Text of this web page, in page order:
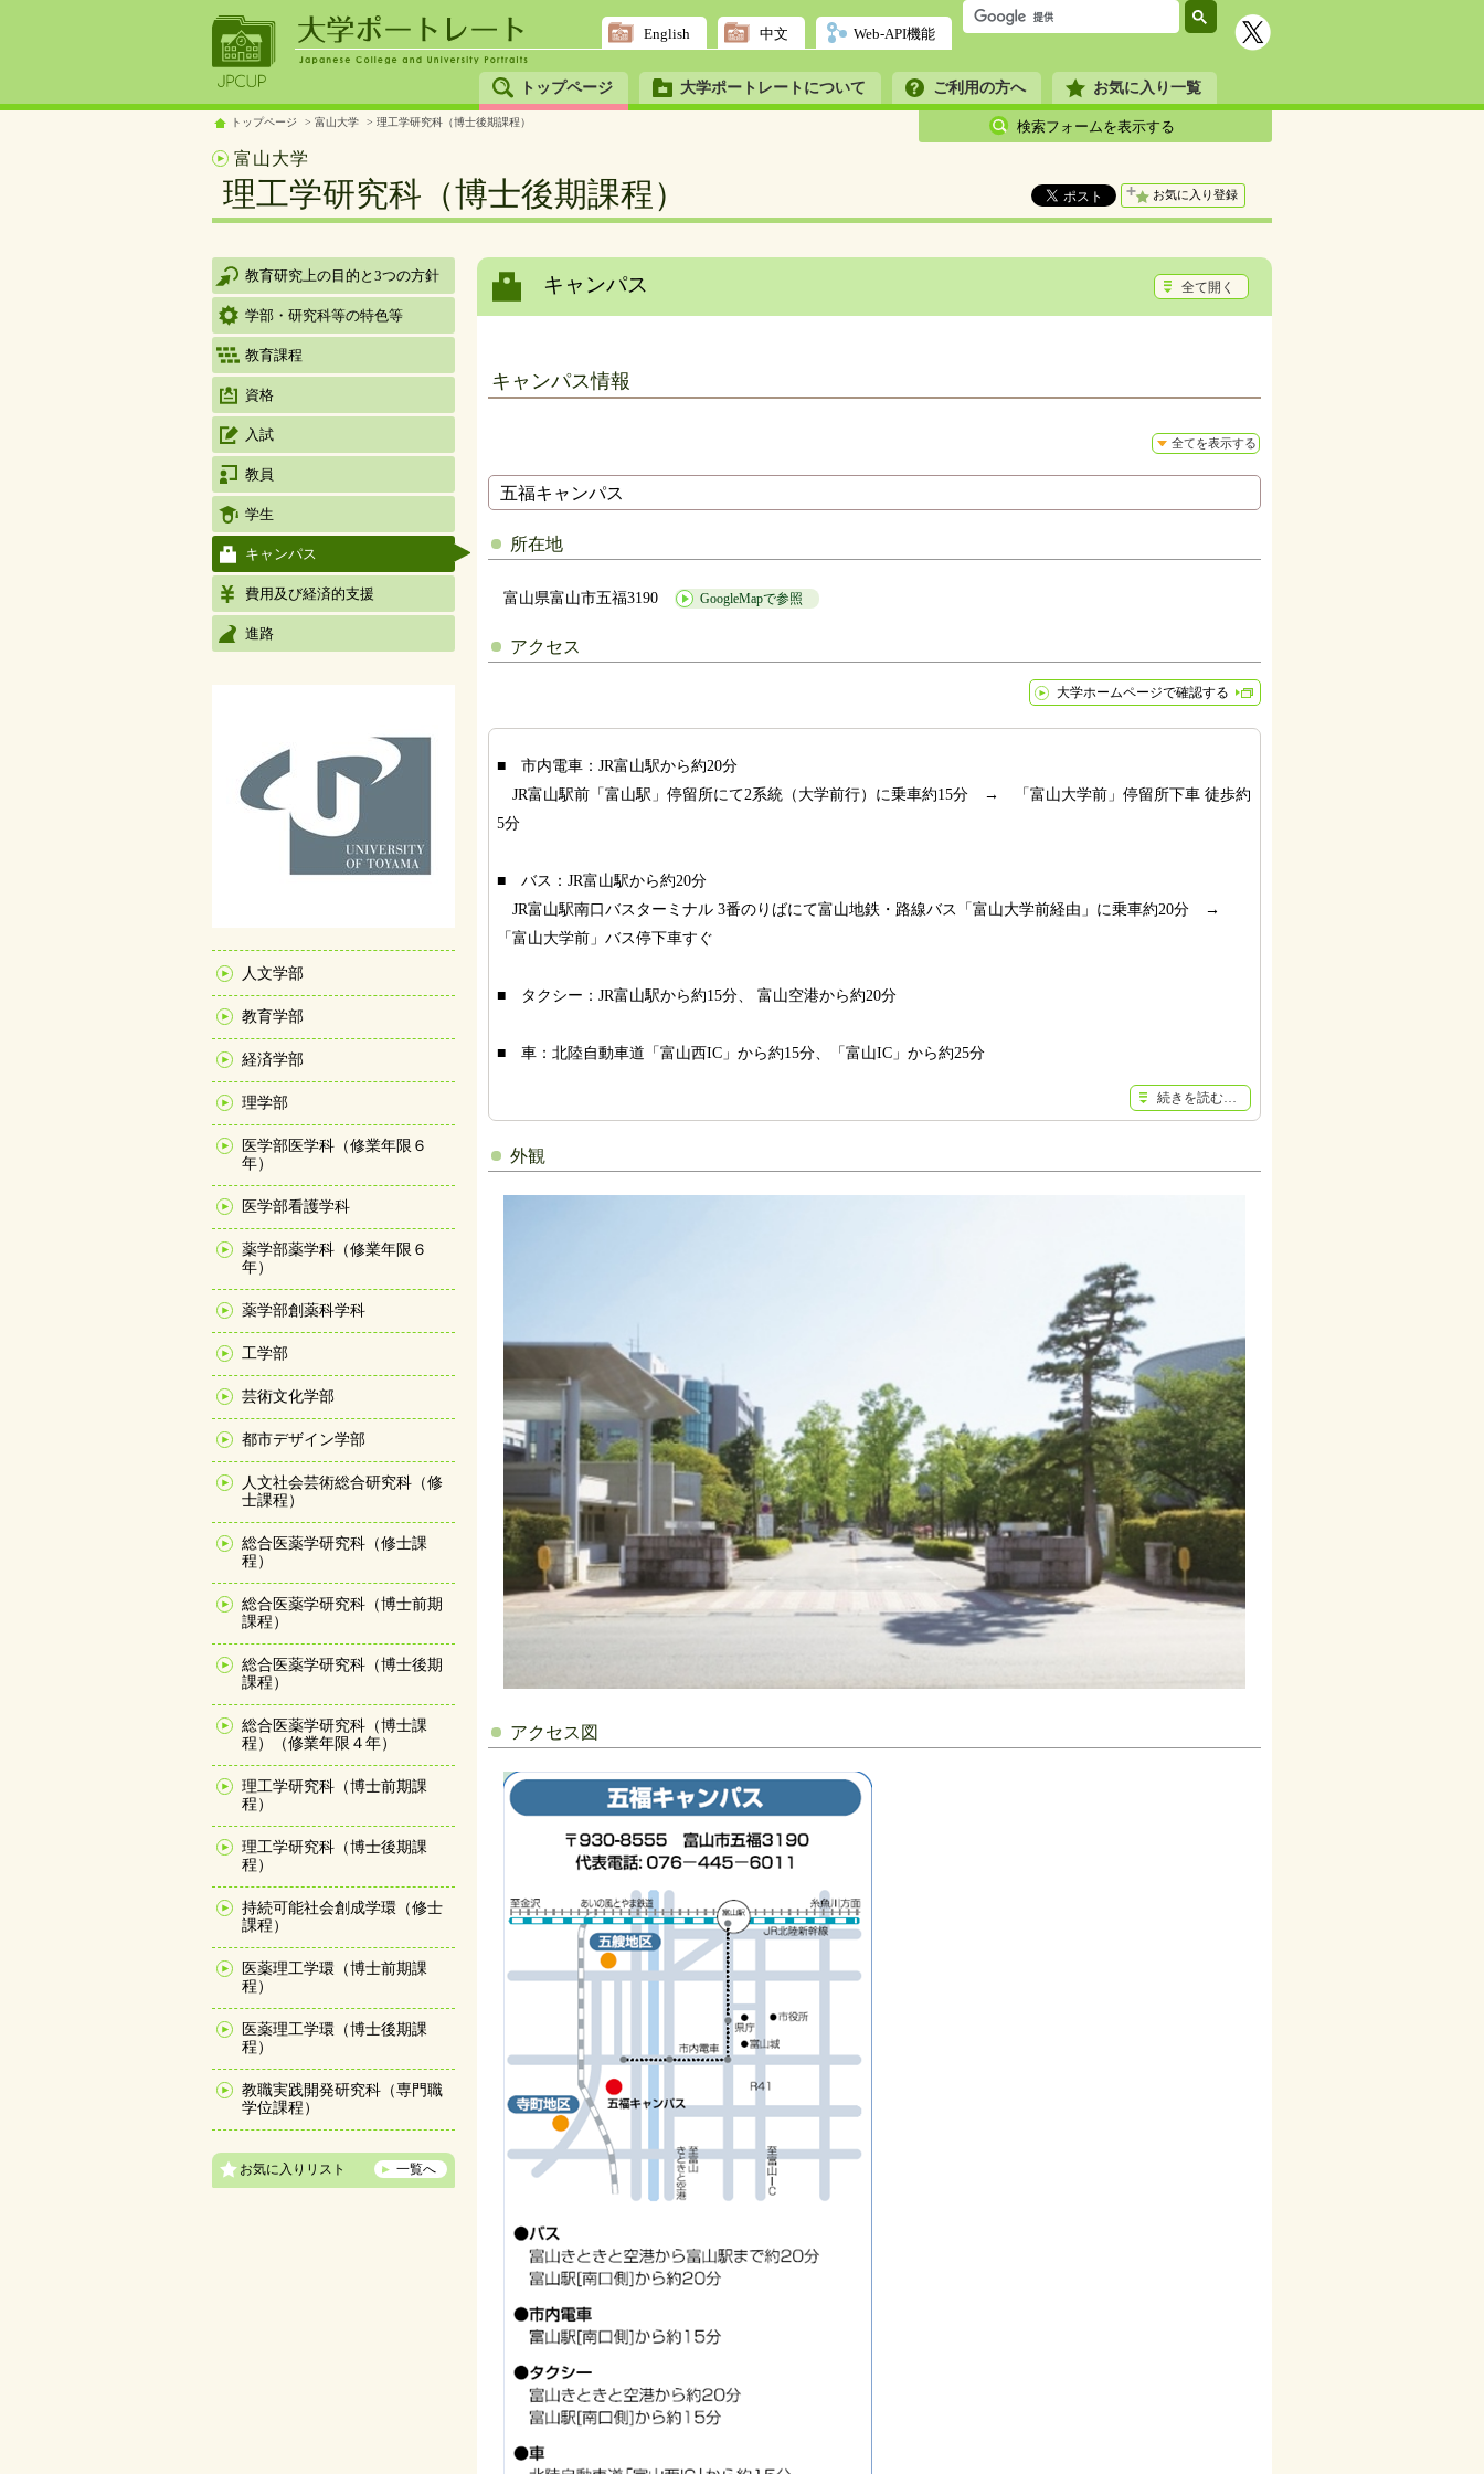
English 中文 Web-API機能
トップページ 大学ポートレートについて ご利用の方へ お気に入り一覧
トップページ 富山大学 理工学研究科（博士後期課程） 検索フォームを表示する
富山大学
理工学研究科（博士後期課程） お気に入り登録
教育研究上の目的と3つの方針
学部・研究科等の特色等
教育課程
資格
入試
教員
学生
キャンパス
費用及び経済的支援
進路
人文学部
教育学部
経済学部
理学部
医学部医学科（修業年限６
年）
医学部看護学科
薬学部薬学科（修業年限６
年）
薬学部創薬科学科
工学部
芸術文化学部
都市デザイン学部
人文社会芸術総合研究科（修
士課程）
総合医薬学研究科（修士課
程）
総合医薬学研究科（博士前期
課程）
総合医薬学研究科（博士後期
課程）
総合医薬学研究科（博士課
程）（修業年限４年）
理工学研究科（博士前期課
程）
理工学研究科（博士後期課
程）
持続可能社会創成学環（修士
課程）
医薬理工学環（博士前期課
程）
医薬理工学環（博士後期課
程）
教職実践開発研究科（専門職
学位課程）
お気に入りリスト 一覧へ
キャンパス 全て開く
キャンパス情報
全てを表示する
五福キャンパス
所在地
富山県富山市五福3190 GoogleMapで参照
アクセス
大学ホームページで確認する
■ 市内電車：JR富山駅から約20分
JR富山駅前「富山駅」停留所にて2系統（大学前行）に乗車約15分 → 「富山大学前」停留所下車 徒歩約
5分
■ バス：JR富山駅から約20分
JR富山駅南口バスターミナル 3番のりばにて富山地鉄・路線バス「富山大学前経由」に乗車約20分 →
「富山大学前」バス停下車すぐ
■ タクシー：JR富山駅から約15分、 富山空港から約20分
■ 車：北陸自動車道「富山西IC」から約15分、「富山IC」から約25分
続きを読む…
外観
アクセス図